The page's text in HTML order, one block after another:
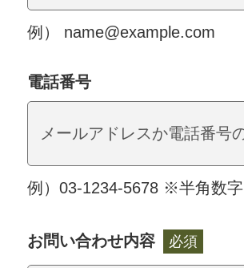
例） name@example.com
電話番号
例）03-1234-5678 ※半角数字
お問い合わせ内容 必須